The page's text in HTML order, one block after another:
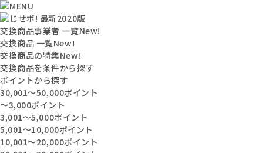
交換商品事業者 一覧New!
交換商品 一覧New!
交換商品の特集New!
交換商品を条件から探す
ポイントから探す
30,001〜50,000ポイント
〜3,000ポイント
3,001〜5,000ポイント
5,001〜10,000ポイント
10,001〜20,000ポイント